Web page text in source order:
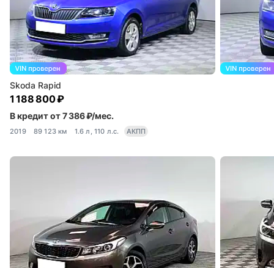
Skoda Rapid
1 188 800 ₽
В кредит от 7 386 ₽/мес.
2019 89 123 км 1.6 л, 110 л.с. АКПП